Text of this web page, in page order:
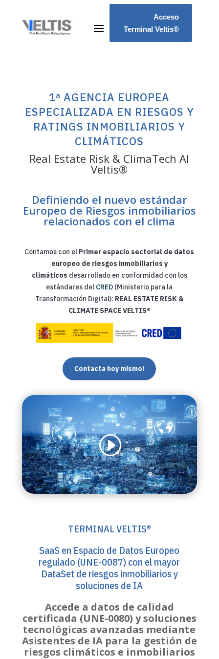
Acceso
Terminal Veltis®
1ª AGENCIA EUROPEA
ESPECIALIZADA EN RIESGOS Y
RATINGS INMOBILIARIOS Y
CLIMÁTICOS
Real Estate Risk & ClimaTech AI
Veltis®
Definiendo el nuevo estándar
Europeo de Riesgos inmobiliarios
relacionados con el clima
Contamos con el Primer espacio sectorial de datos
europeo de riesgos inmobiliarios y
climáticos desarrollado en conformidad con los
estándares del CRED (Ministerio para la
Transformación Digital): REAL ESTATE RISK &
CLIMATE SPACE VELTIS®
Contacta hoy mismo!
TERMINAL VELTIS®
SaaS en Espacio de Datos Europeo
regulado (UNE-0087) con el mayor
DataSet de riesgos inmobiliarios y
soluciones de IA
Accede a datos de calidad
certificada (UNE-0080) y soluciones
tecnológicas avanzadas mediante
Asistentes de IA para la gestión de
riesgos climáticos e inmobiliarios